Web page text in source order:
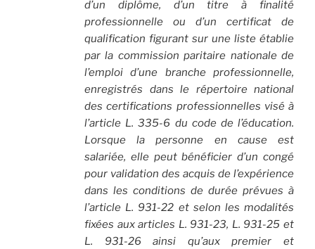
d’un diplôme, d’un titre à finalité
professionnelle ou d’un certificat de
qualification figurant sur une liste établie
par la commission paritaire nationale de
l’emploi d’une branche professionnelle,
enregistrés dans le répertoire national
des certifications professionnelles visé à
l’article L. 335-6 du code de l’éducation.
Lorsque la personne en cause est
salariée, elle peut bénéficier d’un congé
pour validation des acquis de l’expérience
dans les conditions de durée prévues à
l’article L. 931-22 et selon les modalités
fixées aux articles L. 931-23, L. 931-25 et
L. 931-26 ainsi qu’aux premier et